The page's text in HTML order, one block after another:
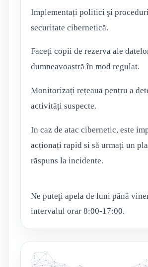
Implementați politici şi
securitate cibernetică.
Faceți copii de rezerva ale
dumneavoastră în mod regulat.
Monitorizați rețeaua pentru a
activități suspecte.
In caz de atac cibernetic, este
acționați rapid si să urmați un
răspuns la incidente.
Ne puteţi apela de luni până
intervalul orar 8:00-17:00.